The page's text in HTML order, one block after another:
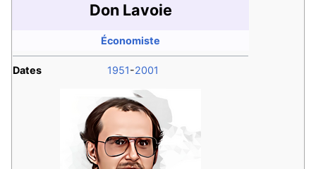
Don Lavoie
Économiste
Dates 1951-2001